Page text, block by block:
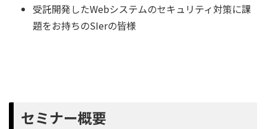
受託開発したWebシステムのセキュリティ対策に課
題をお持ちのSIerの皆様
セミナー概要